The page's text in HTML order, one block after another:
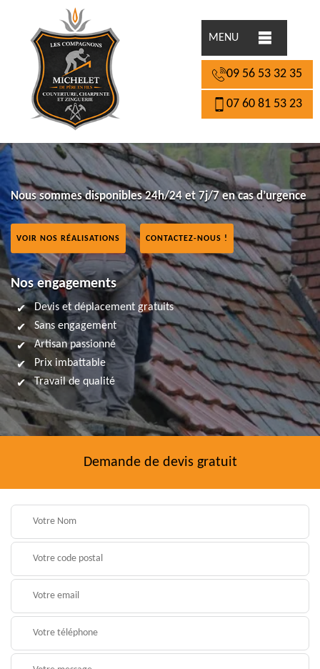
MENU
09 56 53 32 35
07 60 81 53 23
Nous sommes disponibles 24h/24 et 7j/7 en cas d’urgence
VOIR NOS RÉALISATIONS CONTACTEZ-NOUS !
Nos engagements
Devis et déplacement gratuits
Sans engagement
Artisan passionné
Prix imbattable
Travail de qualité
Demande de devis gratuit